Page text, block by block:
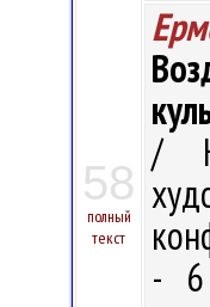
58
полный
текст
/
- 6